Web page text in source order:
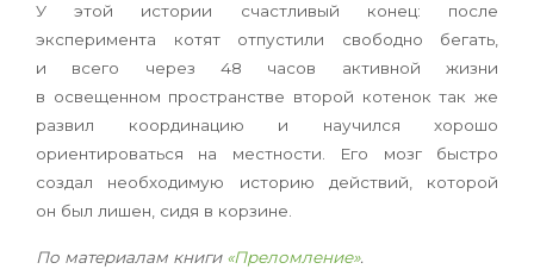
У этой истории счастливый конец: после
эксперимента котят отпустили свободно бегать,
и всего через 48 часов активной жизни
в освещенном пространстве второй котенок так же
развил координацию и научился хорошо
ориентироваться на местности. Его мозг быстро
создал необходимую историю действий, которой
он был лишен, сидя в корзине.
По материалам книги «Преломление».